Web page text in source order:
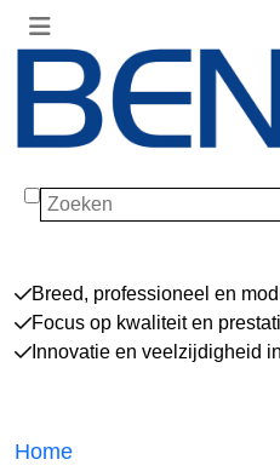
Zoeken
Breed, professioneel en
Focus op kwaliteit en
Innovatie en veelzijdigheid
Home